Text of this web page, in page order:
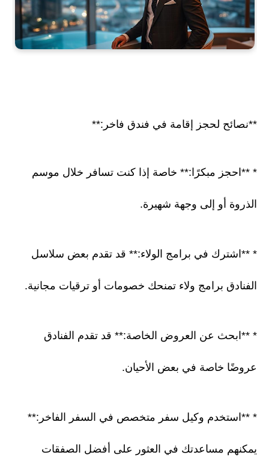
**نصائح لحجز إقامة في فندق فاخر:**
* **احجز مبكرًا:** خاصة إذا كنت تسافر خلال موسم
الذروة أو إلى وجهة شهيرة.
* **اشترك في برامج الولاء:** قد تقدم بعض سلاسل
الفنادق برامج ولاء تمنحك خصومات أو ترقيات مجانية.
* **ابحث عن العروض الخاصة:** قد تقدم الفنادق
عروضًا خاصة في بعض الأحيان.
* **استخدم وكيل سفر متخصص في السفر الفاخر:**
يمكنهم مساعدتك في العثور على أفضل الصفقات